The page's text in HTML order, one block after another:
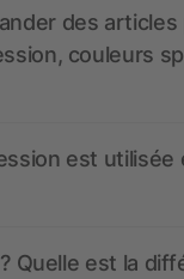
des
couleurs
est
Quelle est la